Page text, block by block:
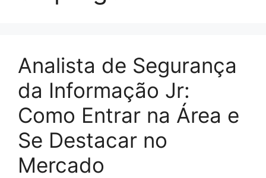
Analista de Segurança
da Informação Jr:
Como Entrar na Área e
Se Destacar no
Mercado